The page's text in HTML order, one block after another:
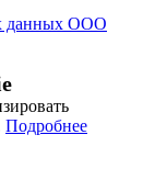
данных ООО
Подробнее